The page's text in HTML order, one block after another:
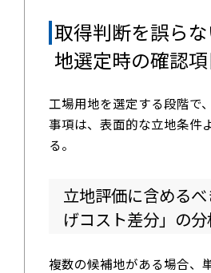
取得判断を誤ら
地選定時の確認項
工場用地を選定する段階で
事項は、表面的な立地条件
る。
立地評価に含める
げコスト差分」の
複数の候補地がある場合、